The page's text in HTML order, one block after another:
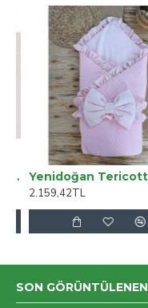
2.159,42TL
SON GÖRÜNTÜLENEN